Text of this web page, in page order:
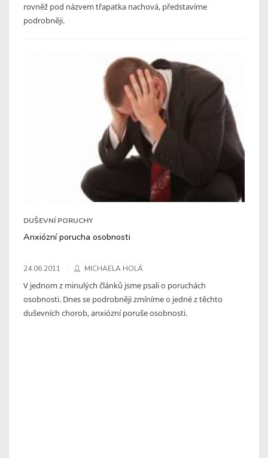
rovněž pod názvem třapatka nachová, představíme
podrobněji.
DUŠEVNÍ PORUCHY
Anxiózní porucha osobnosti
24.06.2011 MICHAELA HOLÁ
V jednom z minulých článků jsme psali o poruchách
osobnosti. Dnes se podrobněji zmíníme o jedné z těchto
duševních chorob, anxiózní poruše osobnosti.